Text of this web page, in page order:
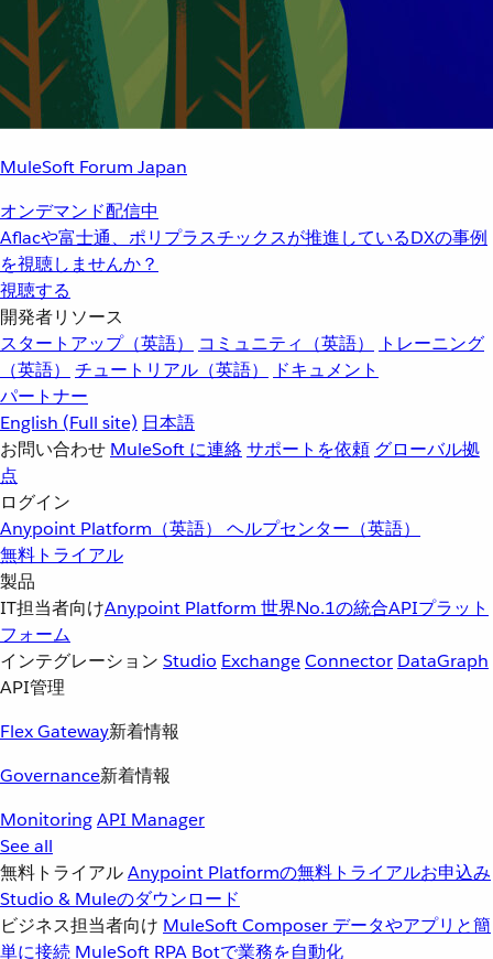
MuleSoft Forum Japan
オンデマンド配信中
Aflacや富士通、ポリプラスチックスが推進しているDXの事例
を視聴しませんか？
視聴する
開発者リソース
スタートアップ（英語）
コミュニティ（英語）
トレーニング
（英語）
チュートリアル（英語）
ドキュメント
パートナー
English (Full site) 日本語
お問い合わせ MuleSoft に連絡サポートを依頼 グローバル拠
点
ログイン
Anypoint Platform（英語） ヘルプセンター（英語）
無料トライアル
製品
IT担当者向けAnypoint Platform 世界No.1の統合APIプラット
フォーム
インテグレーション Studio ExchangeConnector DataGraph
API管理
Flex Gateway新着情報
Governance新着情報
MonitoringAPI Manager
See all
無料トライアルAnypoint Platformの無料トライアルお申込み
Studio & Muleのダウンロード
ビジネス担当者向け MuleSoft Composer データやアプリと簡
単に接続 MuleSoft RPA Botで業務を自動化